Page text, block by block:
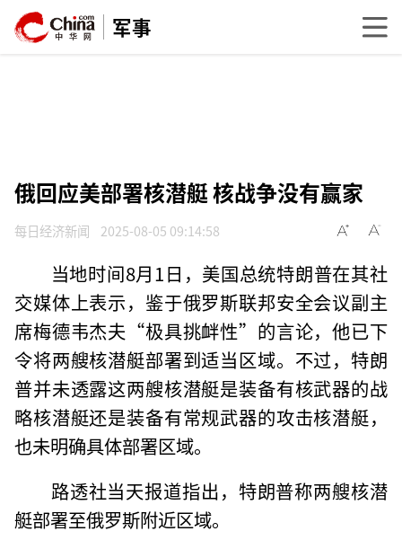
军事
俄回应美部署核潜艇 核战争没有赢家
每日经济新闻 2025-08-05 09:14:58
当地时间8月1日，美国总统特朗普在其社
交媒体上表示，鉴于俄罗斯联邦安全会议副主
席梅德韦杰夫“极具挑衅性”的言论，他已下
令将两艘核潜艇部署到适当区域。不过，特朗
普并未透露这两艘核潜艇是装备有核武器的战
略核潜艇还是装备有常规武器的攻击核潜艇，
也未明确具体部署区域。
路透社当天报道指出，特朗普称两艘核潜
艇部署至俄罗斯附近区域。